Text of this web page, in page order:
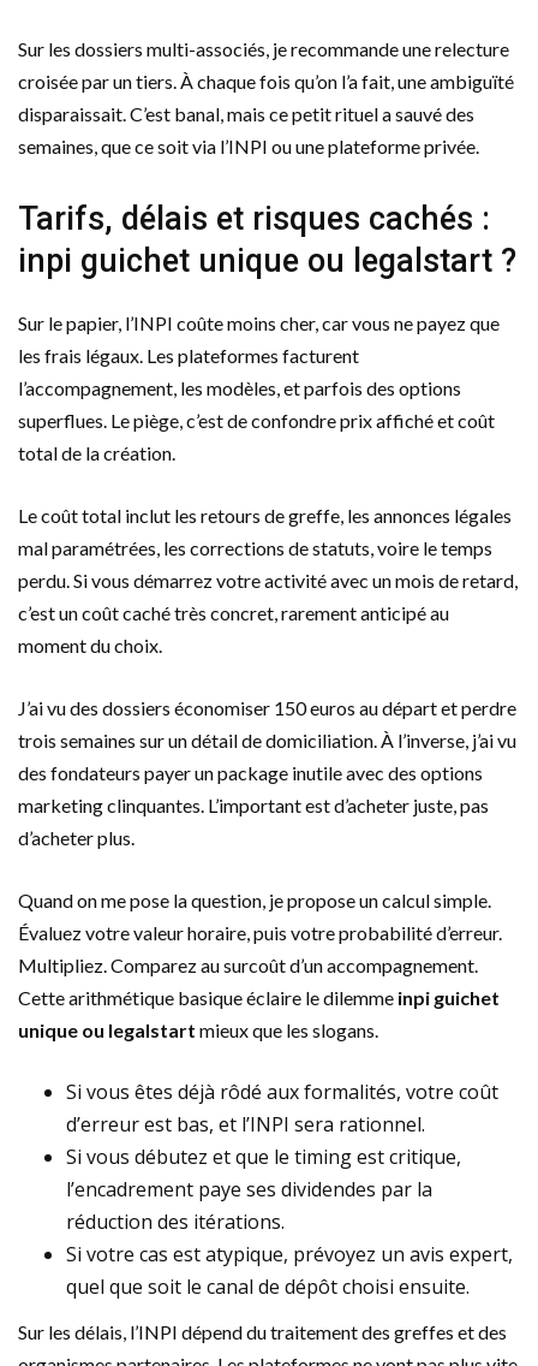
Sur les dossiers multi-associés, je recommande une relecture
croisée par un tiers. À chaque fois qu’on l’a fait, une ambiguïté
disparaissait. C’est banal, mais ce petit rituel a sauvé des
semaines, que ce soit via l’INPI ou une plateforme privée.
Tarifs, délais et risques cachés :
inpi guichet unique ou legalstart ?
Sur le papier, l’INPI coûte moins cher, car vous ne payez que
les frais légaux. Les plateformes facturent
l’accompagnement, les modèles, et parfois des options
superflues. Le piège, c’est de confondre prix affiché et coût
total de la création.
Le coût total inclut les retours de greffe, les annonces légales
mal paramétrées, les corrections de statuts, voire le temps
perdu. Si vous démarrez votre activité avec un mois de retard,
c’est un coût caché très concret, rarement anticipé au
moment du choix.
J’ai vu des dossiers économiser 150 euros au départ et perdre
trois semaines sur un détail de domiciliation. À l’inverse, j’ai vu
des fondateurs payer un package inutile avec des options
marketing clinquantes. L’important est d’acheter juste, pas
d’acheter plus.
Quand on me pose la question, je propose un calcul simple.
Évaluez votre valeur horaire, puis votre probabilité d’erreur.
Multipliez. Comparez au surcoût d’un accompagnement.
Cette arithmétique basique éclaire le dilemme inpi guichet
unique ou legalstart mieux que les slogans.
Si vous êtes déjà rôdé aux formalités, votre coût
d’erreur est bas, et l’INPI sera rationnel.
Si vous débutez et que le timing est critique,
l’encadrement paye ses dividendes par la
réduction des itérations.
Si votre cas est atypique, prévoyez un avis expert,
quel que soit le canal de dépôt choisi ensuite.
Sur les délais, l’INPI dépend du traitement des greffes et des